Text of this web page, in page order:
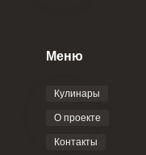
Меню
Кулинары
О проекте
Контакты